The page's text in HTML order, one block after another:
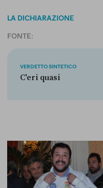
LA DICHIARAZIONE
FONTE:
VERDETTO SINTETICO
C'eri quasi